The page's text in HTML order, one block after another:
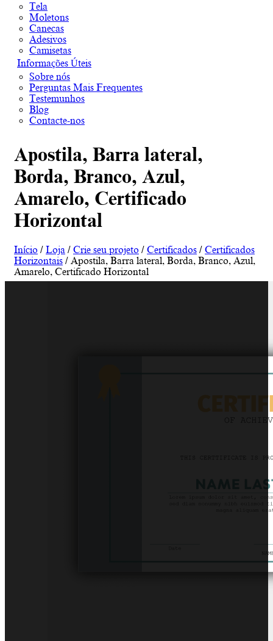
Tela
Moletons
Canecas
Adesivos
Camisetas
Informações Úteis
Sobre nós
Perguntas Mais Frequentes
Testemunhos
Blog
Contacte-nos
Apostila, Barra lateral,
Borda, Branco, Azul,
Amarelo, Certificado
Horizontal
Início / Loja / Crie seu projeto / Certificados / Certificados
Horizontais / Apostila, Barra lateral, Borda, Branco, Azul,
Amarelo, Certificado Horizontal